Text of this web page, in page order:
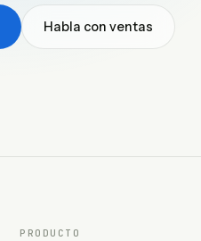
Habla con ventas
PRODUCTO